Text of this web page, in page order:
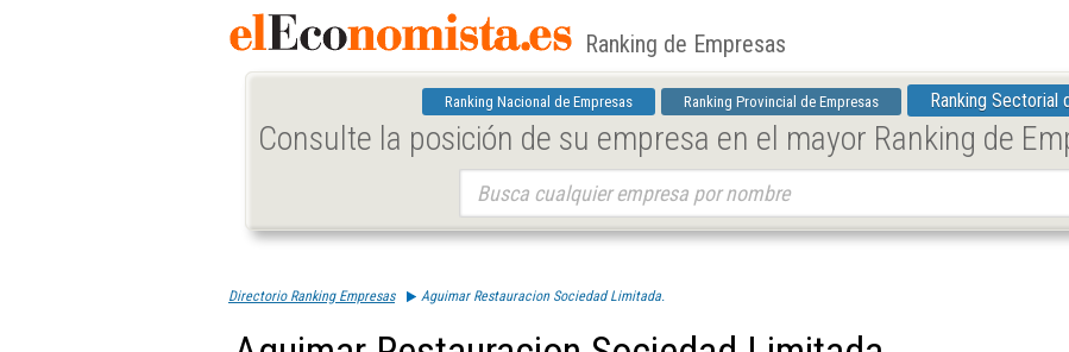
Ranking de Empresas
Ranking Nacional de Empresas Ranking Provincial de Empresas Ranking Sectorial
Consulte la posición de su empresa en el mayor Ranking de
Directorio Ranking Empresas Aguimar Restauracion Sociedad Limitada.